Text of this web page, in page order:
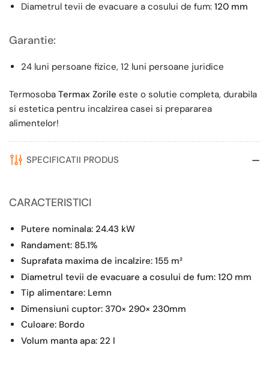
Diametrul tevii de evacuare a cosului de fum: 120 mm
Garantie:
24 luni persoane fizice, 12 luni persoane juridice
Termosoba Termax Zorile este o solutie completa, durabila
si estetica pentru incalzirea casei si prepararea
alimentelor!
SPECIFICATII PRODUS
CARACTERISTICI
Putere nominala: 24.43 kW
Randament: 85.1%
Suprafata maxima de incalzire: 155 m²
Diametrul tevii de evacuare a cosului de fum: 120 mm
Tip alimentare: Lemn
Dimensiuni cuptor: 370× 290× 230mm
Culoare: Bordo
Volum manta apa: 22 l